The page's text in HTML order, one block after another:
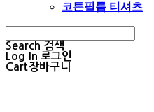
코튼필름 티셔츠
Search 검색
Log In 로그인
Cart장바구니